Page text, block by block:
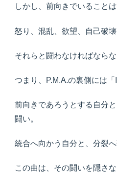
しかし、前向きでいることは
怒り、混乱、欲望、自己破壊
それらと闘わなければならな
つまり、P.M.A.の裏側には「
前向きであろうとする自分
闘い。
統合へ向かう自分と、分裂へ
この曲は、その闘いを隠さな